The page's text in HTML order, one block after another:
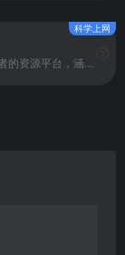
科学上网
Google for Developers 是 Google 面向开发者的资源平台，涵盖 AI、云计算、移动开发、Web开发等领域的官方文档、教程、示例与社区活动。平台旨在为开发者提供权威的技术资料与实践案例，帮助开发者更高效地构建应用、学习新技术，并参与社区交流与活动。